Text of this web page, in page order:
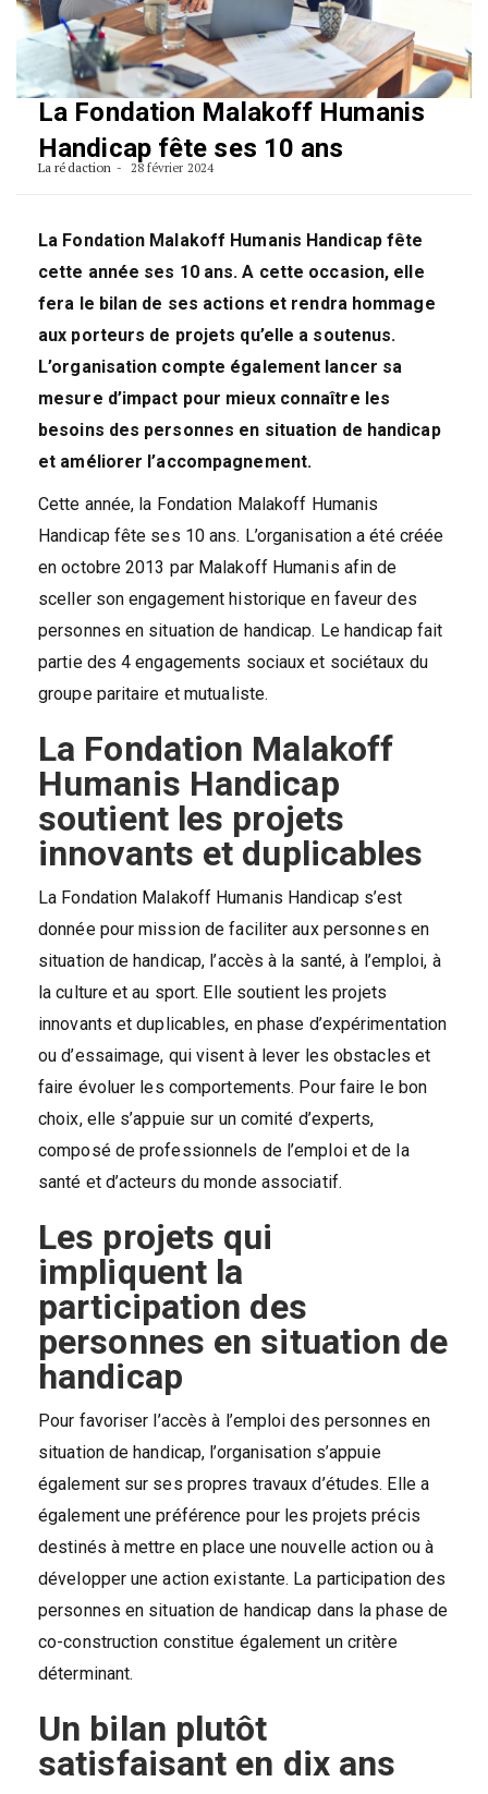
La Fondation Malakoff Humanis
Handicap fête ses 10 ans
La rédaction 28 février 2024
La Fondation Malakoff Humanis Handicap fête
cette année ses 10 ans. A cette occasion, elle
fera le bilan de ses actions et rendra hommage
aux porteurs de projets qu’elle a soutenus.
L’organisation compte également lancer sa
mesure d’impact pour mieux connaître les
besoins des personnes en situation de handicap
et améliorer l’accompagnement.
Cette année, la Fondation Malakoff Humanis
Handicap fête ses 10 ans. L’organisation a été créée
en octobre 2013 par Malakoff Humanis afin de
sceller son engagement historique en faveur des
personnes en situation de handicap. Le handicap fait
partie des 4 engagements sociaux et sociétaux du
groupe paritaire et mutualiste.
La Fondation Malakoff
Humanis Handicap
soutient les projets
innovants et duplicables
La Fondation Malakoff Humanis Handicap s’est
donnée pour mission de faciliter aux personnes en
situation de handicap, l’accès à la santé, à l’emploi, à
la culture et au sport. Elle soutient les projets
innovants et duplicables, en phase d’expérimentation
ou d’essaimage, qui visent à lever les obstacles et
faire évoluer les comportements. Pour faire le bon
choix, elle s’appuie sur un comité d’experts,
composé de professionnels de l’emploi et de la
santé et d’acteurs du monde associatif.
Les projets qui
impliquent la
participation des
personnes en situation de
handicap
Pour favoriser l’accès à l’emploi des personnes en
situation de handicap, l’organisation s’appuie
également sur ses propres travaux d’études. Elle a
également une préférence pour les projets précis
destinés à mettre en place une nouvelle action ou à
développer une action existante. La participation des
personnes en situation de handicap dans la phase de
co-construction constitue également un critère
déterminant.
Un bilan plutôt
satisfaisant en dix ans